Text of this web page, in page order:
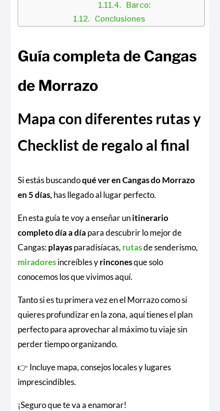
Barco:
Conclusiones
Guía completa de Cangas
de Morrazo
Mapa con diferentes rutas y
Checklist de regalo al final
Si estás buscandoqué ver en Cangas do Morrazo
en 5 días,has llegado al lugar perfecto.
En esta guía te voy a enseñar unitinerario
completo día a día para descubrir lo mejor de
Cangas:playasparadisíacas, rutasde senderismo,
miradoresincreíbles yrinconesque solo
conocemos los que vivimos aquí.
Tanto si es tu primera vez en el Morrazo como si
quieres profundizar en la zona, aquí tienes el plan
perfecto para aprovechar al máximo tu viaje sin
perder tiempo organizando.
👉 Incluye mapa, consejos locales y lugares
imprescindibles.
¡Seguro que te va a enamorar!